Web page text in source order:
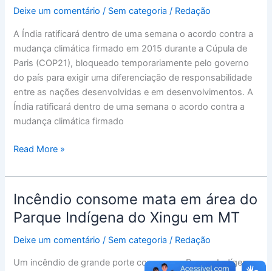
Deixe um comentário / Sem categoria / Redação
A Índia ratificará dentro de uma semana o acordo contra a
mudança climática firmado em 2015 durante a Cúpula de
Paris (COP21), bloqueado temporariamente pelo governo
do país para exigir uma diferenciação de responsabilidade
entre as nações desenvolvidas e em desenvolvimentos. A
Índia ratificará dentro de uma semana o acordo contra a
mudança climática firmado
Paris
mudança
climática
na
próxima
semana
Read More »
Incêndio consome mata em área do
Parque Indígena do Xingu em MT
Deixe um comentário / Sem categoria / Redação
Um incêndio de grande porte consome o Parque Indígena
Incêndio
consome
mata
em